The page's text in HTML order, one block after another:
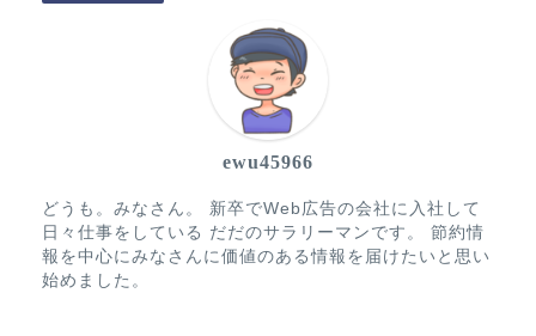
ewu45966
どうも。みなさん。 新卒でWeb広告の会社に入社して
日々仕事をしている だだのサラリーマンです。 節約情
報を中心にみなさんに価値のある情報を届けたいと思い
始めました。